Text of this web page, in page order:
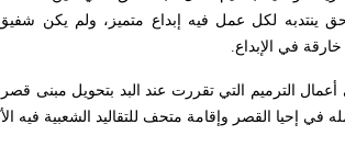
الحق ينتدبه لكل عمل فيه إبداع متميز، ولم يكن
خارقة في الإبداع.
في إحيا القصر وإقامة متحف للتقاليد الشعبية فيه